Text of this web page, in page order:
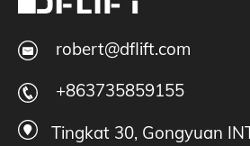
robert@dflift.com
+863735859155
Tingkat 30, Gongyuan